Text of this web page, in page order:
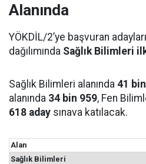
Alanında
YÖKDİL/2’ye başvuran
dağılımında Sağlık Bilimleri
Sağlık Bilimleri alanında 41
alanında 34 bin 959, Fen
618 aday sınava katılacak.
Alan
Sağlık Bilimleri